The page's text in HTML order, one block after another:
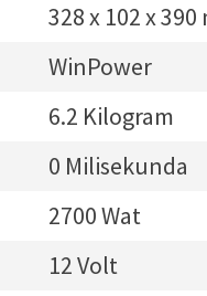
328 x 102 x 390
WinPower
6.2 Kilogram
0 Milisekunda
2700 Wat
12 Volt